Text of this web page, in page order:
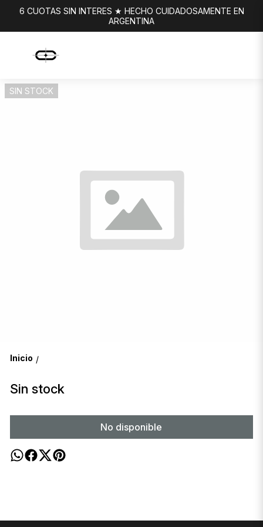
6 CUOTAS SIN INTERES ★ HECHO CUIDADOSAMENTE EN
ARGENTINA
SIN STOCK
Inicio /
Sin stock
No disponible